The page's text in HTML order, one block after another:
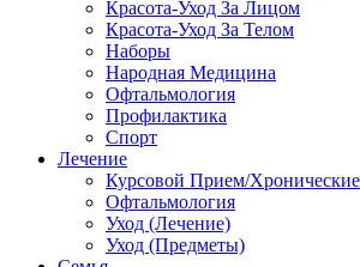
Красота-Уход За Лицом
Красота-Уход За Телом
Наборы
Народная Медицина
Офтальмология
Профилактика
Спорт
Лечение
Курсовой Прием/Хронические
Офтальмология
Уход (Лечение)
Уход (Предметы)